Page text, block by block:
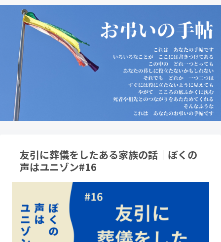
友引に葬儀をしたある家族の話｜ぼくの
声はユニゾン#16